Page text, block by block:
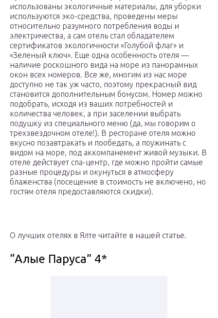
использованы экологичные материалы, для уборки
используются эко-средства, проведены меры
относительно разумного потребления воды и
электричества, а сам отель стал обладателем
сертификатов экологичности «Голубой флаг» и
«Зеленый ключ». Еще одна особенность отеля —
наличие роскошного вида на море из панорамных
окон всех номеров. Все же, многим из нас море
доступно не так уж часто, поэтому прекрасный вид
становится дополнительным бонусом. Номер можно
подобрать, исходя из ваших потребностей и
количества человек, а при заселении выбрать
подушку из специального меню (да, мы говорим о
трехзвездочном отеле!). В ресторане отеля можно
вкусно позавтракать и пообедать, а поужинать с
видом на море, под аккомпанемент живой музыки. В
отеле действует спа-центр, где можно пройти самые
разные процедуры и окунуться в атмосферу
блаженства (посещение в стоимость не включено, но
гостям отеля предоставляются скидки).
О лучших отелях в Ялте читайте в нашей статье.
“Алые Паруса” 4*